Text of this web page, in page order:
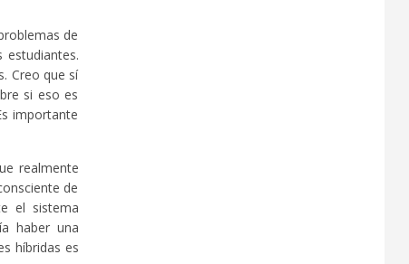
de
Creo que sí
si eso es
importante
realmente
de
el sistema
haber una
híbridas es